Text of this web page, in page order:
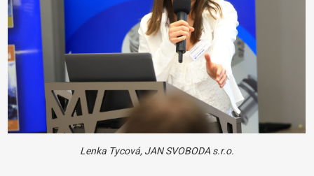
Lenka Tycová, JAN SVOBODA s.r.o.